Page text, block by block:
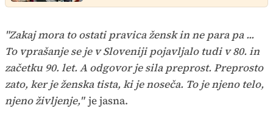
"Zakaj mora to ostati pravica žensk in ne para pa ...
To vprašanje se je v Sloveniji pojavljalo tudi v 80. in
začetku 90. let. A odgovor je sila preprost. Preprosto
zato, ker je ženska tista, ki je noseča. To je njeno telo,
njeno življenje," je jasna.